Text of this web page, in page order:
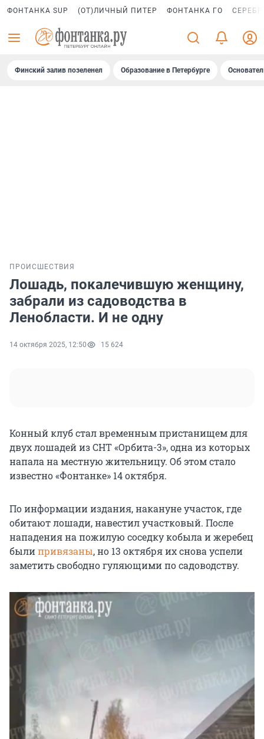
ФОНТАНКА SUP (ОТ)ЛИЧНЫЙ ПИТЕР ФОНТАНКА ГО
Финский залив позеленел Образование в Петербурге
ПРОИСШЕСТВИЯ
Лошадь, покалечившую женщину,
забрали из садоводства в
Ленобласти. И не одну
14 октября 2025, 12:50 15 624
Конный клуб стал временным пристанищем для
двух лошадей из СНТ «Орбита-3», одна из которых
напала на местную жительницу. Об этом стало
известно «Фонтанке» 14 октября.
По информации издания, накануне участок, где
обитают лошади, навестил участковый. После
нападения на пожилую соседку кобыла и жеребец
былипривязаны, но 13 октября их снова успели
заметить свободно гуляющими по садоводству.